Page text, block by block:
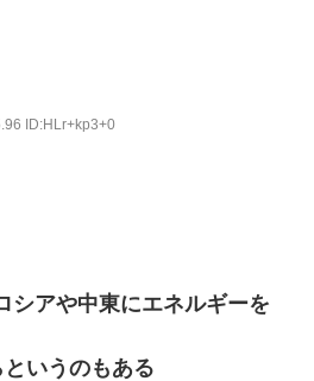
ID:HLr+kp3+0
シアや中東にエネルギーを
いうのもある